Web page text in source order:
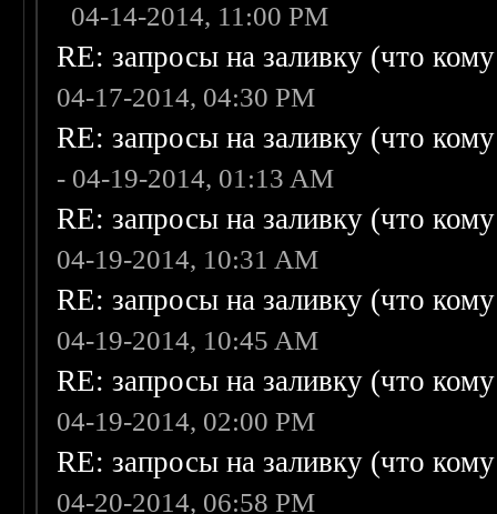
04-14-2014, 11:00 PM
RE: запросы на заливку (что
04-17-2014, 04:30 PM
RE: запросы на заливку (что
- 04-19-2014, 01:13 AM
RE: запросы на заливку (что
04-19-2014, 10:31 AM
RE: запросы на заливку (что
04-19-2014, 10:45 AM
RE: запросы на заливку (что
04-19-2014, 02:00 PM
RE: запросы на заливку (что
04-20-2014, 06:58 PM